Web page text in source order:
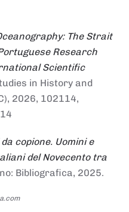
The Strait
Research
Scientific
in History and
2026, 102114,
copione. Uomini e
del Novecento tra
Bibliografica, 2025.